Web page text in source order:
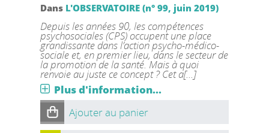
Dans L'OBSERVATOIRE (n° 99, juin 2019)
Depuis les années 90, les compétences
psychosociales (CPS) occupent une place
grandissante dans l’action psycho-médico-
sociale et, en premier lieu, dans le secteur de
la promotion de la santé. Mais à quoi
renvoie au juste ce concept ? Cet a[...]
Plus d'information...
Ajouter au panier